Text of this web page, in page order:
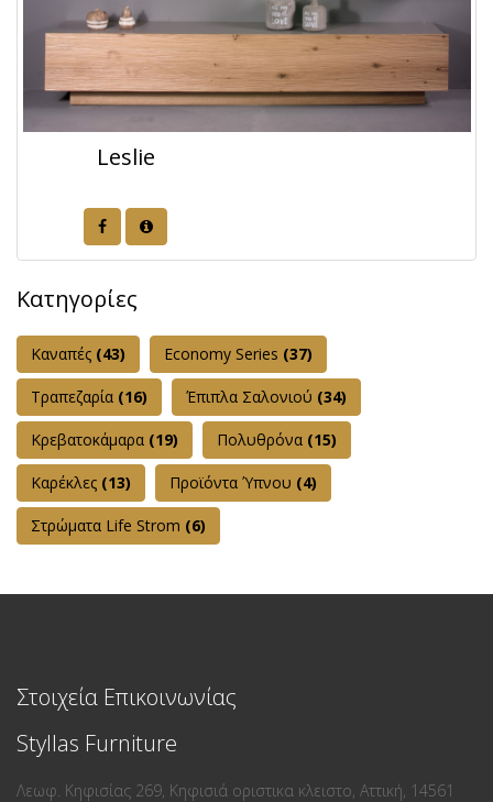
Leslie
Κατηγορίες
Καναπές (43) Εconomy Series (37)
Τραπεζαρία (16) Έπιπλα Σαλονιού (34)
Κρεβατοκάμαρα (19) Πολυθρόνα (15)
Καρέκλες (13) Προϊόντα Ύπνου (4)
Στρώματα Life Strom (6)
Στοιχεία Επικοινωνίας
Styllas Furniture
Λεωφ. Κηφισίας 269, Κηφισιά οριστικα κλειστο, Αττική, 14561